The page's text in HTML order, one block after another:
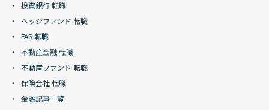
投資銀行 転職
ヘッジファンド 転職
FAS 転職
不動産金融 転職
不動産ファンド 転職
保険会社 転職
金融記事一覧